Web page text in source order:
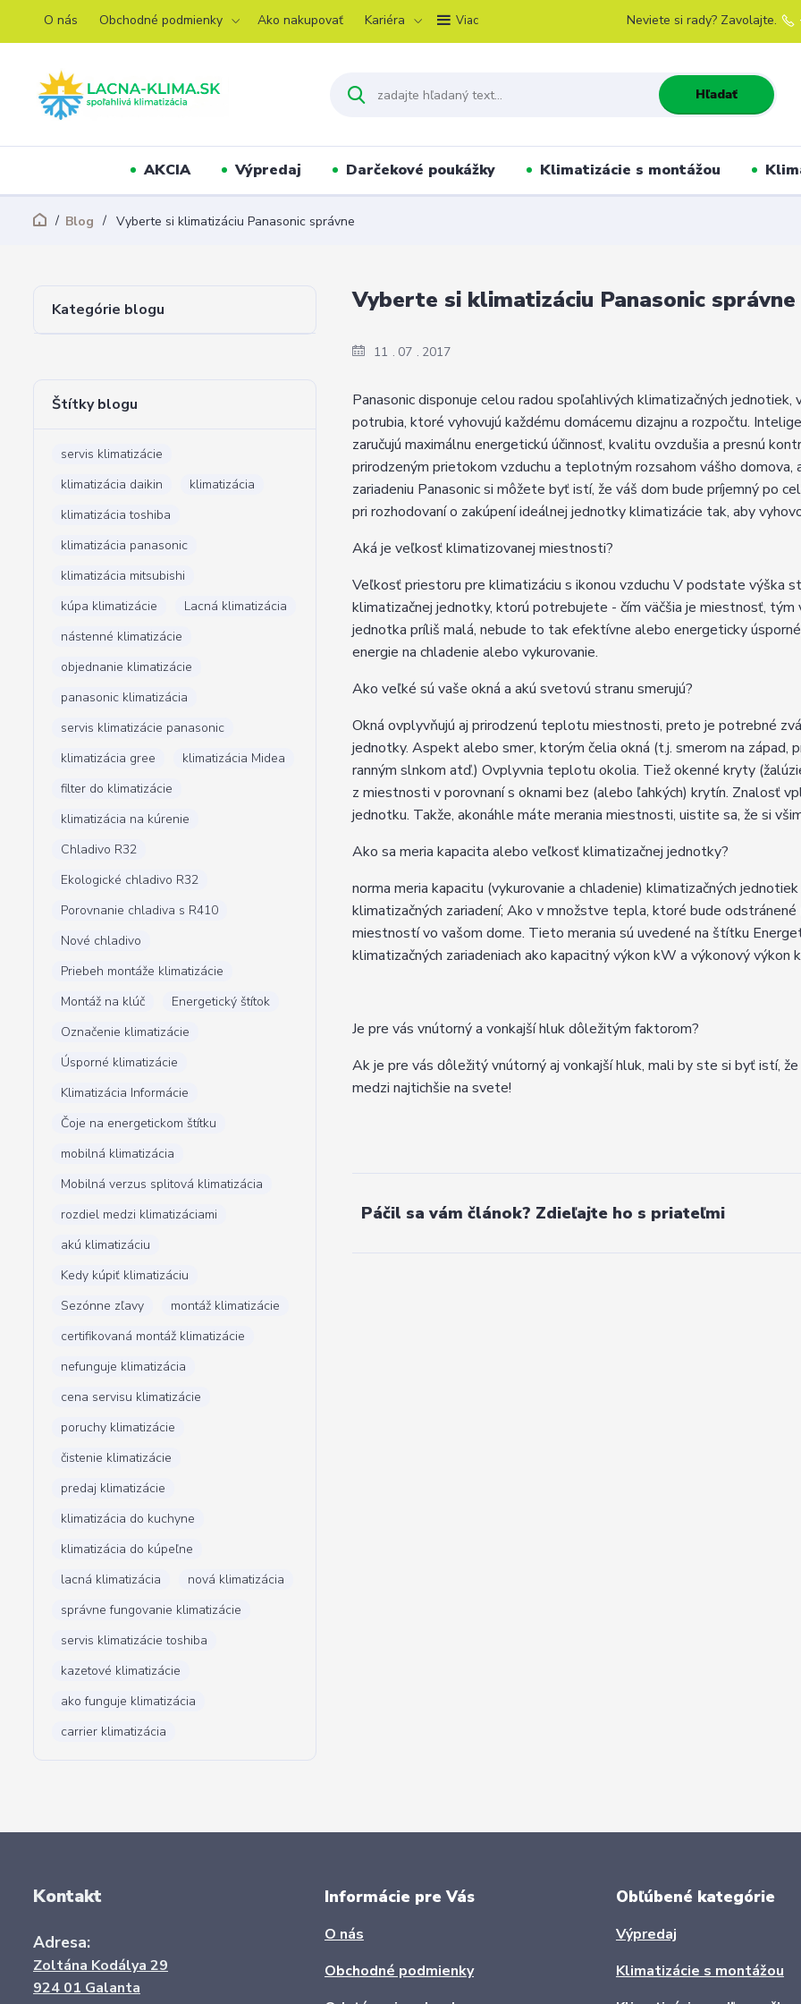
O nás Obchodné podmienky Ako nakupovať Kariéra Viac
Hľadať
Neviete si rady? Zavolajte.
AKCIA Výpredaj Darčekové poukážky Klimatizácie s montážou
Blog Vyberte si klimatizáciu Panasonic správne
Kategórie blogu
Štítky blogu
servis klimatizácie
klimatizácia daikin
klimatizácia
klimatizácia toshiba
klimatizácia panasonic
klimatizácia mitsubishi
kúpa klimatizácie
Lacná klimatizácia
nástenné klimatizácie
objednanie klimatizácie
panasonic klimatizácia
servis klimatizácie panasonic
klimatizácia gree
klimatizácia Midea
filter do klimatizácie
klimatizácia na kúrenie
Chladivo R32
Ekologické chladivo R32
Porovnanie chladiva s R410
Nové chladivo
Priebeh montáže klimatizácie
Montáž na klúč
Energetický štítok
Označenie klimatizácie
Úsporné klimatizácie
Klimatizácia Informácie
Čoje na energetickom štítku
mobilná klimatizácia
Mobilná verzus splitová klimatizácia
rozdiel medzi klimatizáciami
akú klimatizáciu
Kedy kúpiť klimatizáciu
Sezónne zľavy
montáž klimatizácie
certifikovaná montáž klimatizácie
nefunguje klimatizácia
cena servisu klimatizácie
poruchy klimatizácie
čistenie klimatizácie
predaj klimatizácie
klimatizácia do kuchyne
klimatizácia do kúpeľne
lacná klimatizácia
nová klimatizácia
správne fungovanie klimatizácie
servis klimatizácie toshiba
kazetové klimatizácie
ako funguje klimatizácia
carrier klimatizácia
11 07 2017
Vyberte si klimatizáciu Panasonic správne
Panasonic disponuje celou radou spoľahlivých klimatizačných
potrubia, ktoré vyhovujú každému domácemu dizajnu a rozpočtu.
zaručujú maximálnu energetickú účinnosť, kvalitu ovzdušia a presnú
prirodzeným prietokom vzduchu a teplotným rozsahom vášho
zariadeniu Panasonic si môžete byť istí, že váš dom bude príjemný po
pri rozhodovaní o zakúpení ideálnej jednotky klimatizácie tak, aby
Aká je veľkosť klimatizovanej miestnosti?
Veľkosť priestoru pre klimatizáciu s ikonou vzduchu V podstate výška
klimatizačnej jednotky, ktorú potrebujete - čím väčšia je miestnosť,
jednotka príliš malá, nebude to tak efektívne alebo energeticky
energie na chladenie alebo vykurovanie.
Ako veľké sú vaše okná a akú svetovú stranu smerujú?
Okná ovplyvňujú aj prirodzenú teplotu miestnosti, preto je potrebné
jednotky. Aspekt alebo smer, ktorým čelia okná (t.j. smerom na západ,
ranným slnkom atď.) Ovplyvnia teplotu okolia. Tiež okenné kryty
z miestnosti v porovnaní s oknami bez (alebo ľahkých) krytín. Znalosť
jednotku. Takže, akonáhle máte merania miestnosti, uistite sa, že si
Ako sa meria kapacita alebo veľkosť klimatizačnej jednotky?
norma meria kapacitu (vykurovanie a chladenie) klimatizačných
klimatizačných zariadení; Ako v množstve tepla, ktoré bude
miestností vo vašom dome. Tieto merania sú uvedené na štítku
klimatizačných zariadeniach ako kapacitný výkon kW a výkonový výkon
Je pre vás vnútorný a vonkajší hluk dôležitým faktorom?
Ak je pre vás dôležitý vnútorný aj vonkajší hluk, mali by ste si byť istí,
medzi najtichšie na svete!
Páčil sa vám článok? Zdieľajte ho s priateľmi
Kontakt
Adresa:
Zoltána Kodálya 29
924 01 Galanta
Informácie pre Vás
O nás
Obchodné podmienky
Obľúbené kategórie
Výpredaj
Klimatizácie s montážou